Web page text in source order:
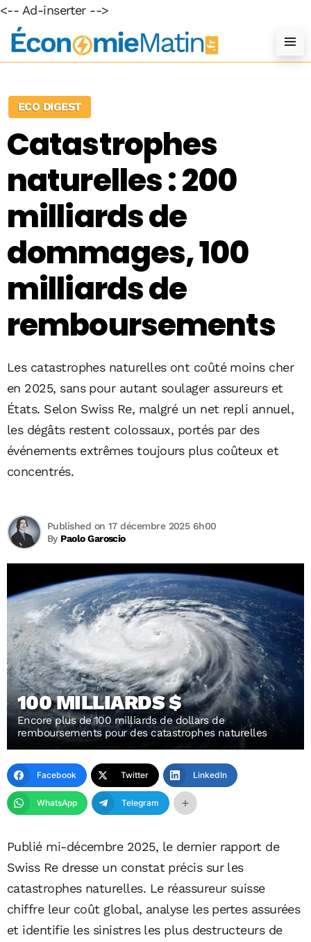
<-- Ad-inserter -->
ECO DIGEST
Catastrophes
naturelles : 200
milliards de
dommages, 100
milliards de
remboursements
Les catastrophes naturelles ont coûté moins cher
en 2025, sans pour autant soulager assureurs et
États. Selon Swiss Re, malgré un net repli annuel,
les dégâts restent colossaux, portés par des
événements extrêmes toujours plus coûteux et
concentrés.
By Paolo Garoscio
Published on 17 décembre 2025 6h00
100 MILLIARDS $
Encore plus de 100 milliards de dollars de
remboursements pour des catastrophes naturelles
Facebook Twitter LinkedIn
WhatsApp Telegram
Publié mi-décembre 2025, le dernier rapport de
Swiss Re dresse un constat précis sur les
catastrophes naturelles. Le réassureur suisse
chiffre leur coût global, analyse les pertes assurées
et identifie les sinistres les plus destructeurs de